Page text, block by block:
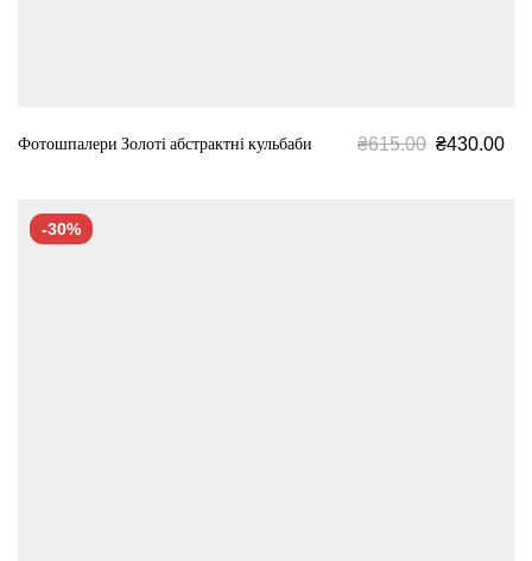
Фотошпалери Золоті абстрактні кульбаби ₴615.00 ₴430.00
-30%